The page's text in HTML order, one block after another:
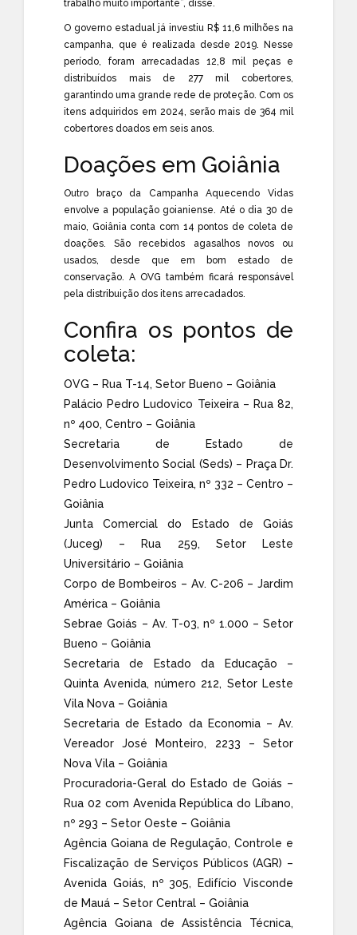
trabalho muito importante”, disse.
O governo estadual já investiu R$ 11,6 milhões na
campanha, que é realizada desde 2019. Nesse
período, foram arrecadadas 12,8 mil peças e
distribuídos mais de 277 mil cobertores,
garantindo uma grande rede de proteção. Com os
itens adquiridos em 2024, serão mais de 364 mil
cobertores doados em seis anos.
Doações em Goiânia
Outro braço da Campanha Aquecendo Vidas
envolve a população goianiense. Até o dia 30 de
maio, Goiânia conta com 14 pontos de coleta de
doações. São recebidos agasalhos novos ou
usados, desde que em bom estado de
conservação. A OVG também ficará responsável
pela distribuição dos itens arrecadados.
Confira os pontos de
coleta:
OVG – Rua T-14, Setor Bueno – Goiânia
Palácio Pedro Ludovico Teixeira – Rua 82,
nº 400, Centro – Goiânia
Secretaria de Estado de
Desenvolvimento Social (Seds) – Praça Dr.
Pedro Ludovico Teixeira, nº 332 – Centro –
Goiânia
Junta Comercial do Estado de Goiás
(Juceg) – Rua 259, Setor Leste
Universitário – Goiânia
Corpo de Bombeiros – Av. C-206 – Jardim
América – Goiânia
Sebrae Goiás – Av. T-03, nº 1.000 – Setor
Bueno – Goiânia
Secretaria de Estado da Educação –
Quinta Avenida, número 212, Setor Leste
Vila Nova – Goiânia
Secretaria de Estado da Economia – Av.
Vereador José Monteiro, 2233 – Setor
Nova Vila – Goiânia
Procuradoria-Geral do Estado de Goiás –
Rua 02 com Avenida República do Líbano,
nº 293 – Setor Oeste – Goiânia
Agência Goiana de Regulação, Controle e
Fiscalização de Serviços Públicos (AGR) –
Avenida Goiás, nº 305, Edifício Visconde
de Mauá – Setor Central – Goiânia
Agência Goiana de Assistência Técnica,